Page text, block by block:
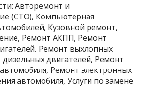
Авторемонт и
(СТО), Компьютерная
Кузовной ремонт,
Ремонт АКПП, Ремонт
Ремонт выхлопных
дизельных двигателей, Ремонт
Ремонт электронных
автомобиля, Услуги по замене